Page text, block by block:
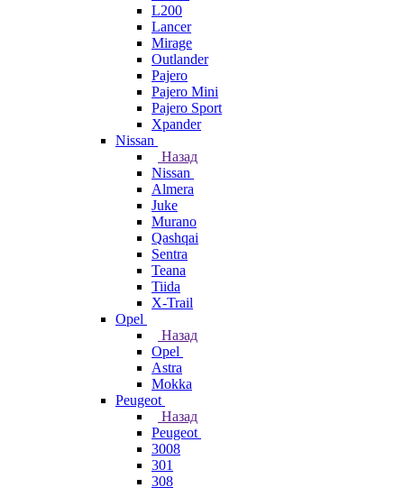
L200
Lancer
Mirage
Outlander
Pajero
Pajero Mini
Pajero Sport
Xpander
Nissan
Назад
Nissan
Almera
Juke
Murano
Qashqai
Sentra
Teana
Tiida
X-Trail
Opel
Назад
Opel
Astra
Mokka
Peugeot
Назад
Peugeot
3008
301
308